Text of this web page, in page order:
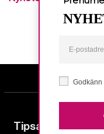
Tipsa redaktionen
Godkänn